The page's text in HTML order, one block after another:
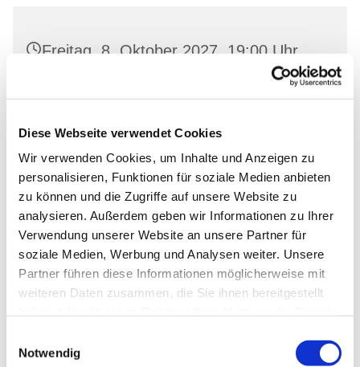
Diese Webseite verwendet Cookies
Wir verwenden Cookies, um Inhalte und Anzeigen zu
personalisieren, Funktionen für soziale Medien anbieten
zu können und die Zugriffe auf unsere Website zu
analysieren. Außerdem geben wir Informationen zu Ihrer
Verwendung unserer Website an unsere Partner für
soziale Medien, Werbung und Analysen weiter. Unsere
Partner führen diese Informationen möglicherweise mit
weiteren Daten zusammen, die Sie ihnen bereitgestellt
Notwendig
Freitag, 8. Oktober 2027, 19:00 Uhr